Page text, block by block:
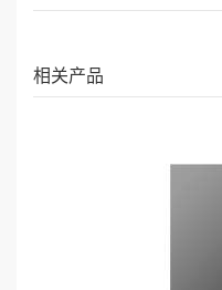
相关产品